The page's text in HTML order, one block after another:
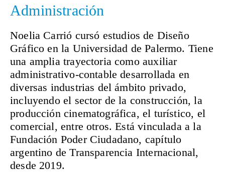
Administración
Noelia Carrió cursó estudios de Diseño
Gráfico en la Universidad de Palermo. Tiene
una amplia trayectoria como auxiliar
administrativo-contable desarrollada en
diversas industrias del ámbito privado,
incluyendo el sector de la construcción, la
producción cinematográfica, el turístico, el
comercial, entre otros. Está vinculada a la
Fundación Poder Ciudadano, capítulo
argentino de Transparencia Internacional,
desde 2019.